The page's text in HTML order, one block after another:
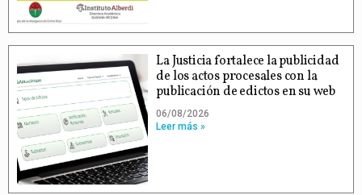
La Justicia fortalece la publicidad
de los actos procesales con la
publicación de edictos en su web
06/08/2026
Leer más »